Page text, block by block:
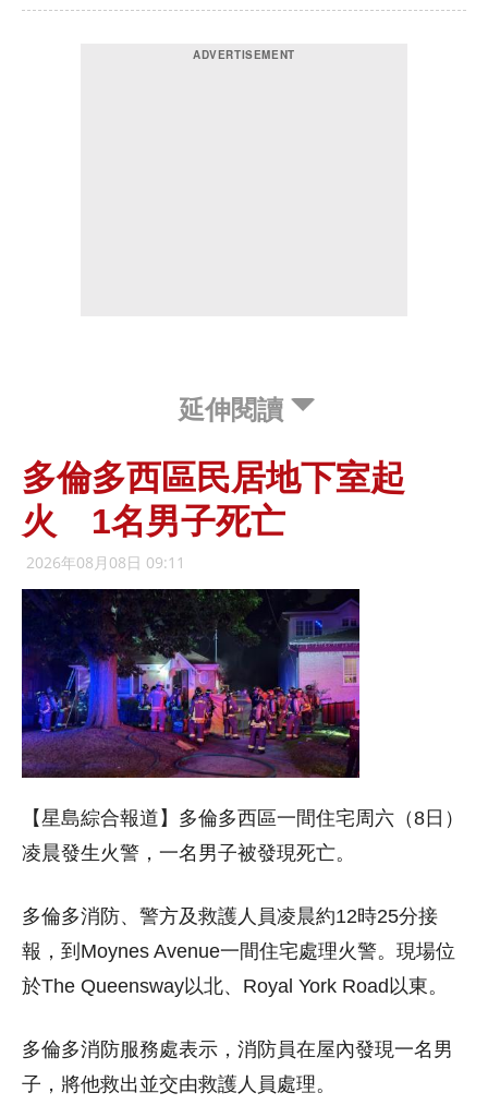
延伸閱讀
多倫多西區民居地下室起
火 1名男子死亡
2026年08月08日 09:11
【星島綜合報道】多倫多西區一間住宅周六（8日）
凌晨發生火警，一名男子被發現死亡。
多倫多消防、警方及救護人員凌晨約12時25分接
報，到Moynes Avenue一間住宅處理火警。現場位
於The Queensway以北、Royal York Road以東。
多倫多消防服務處表示，消防員在屋內發現一名男
子，將他救出並交由救護人員處理。